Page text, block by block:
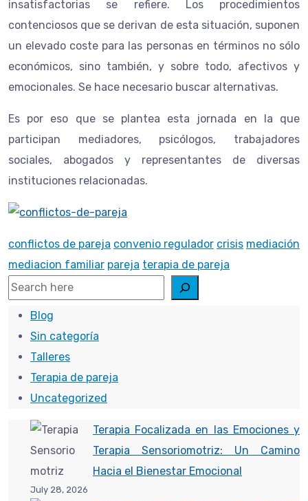
insatisfactorias se refiere. Los procedimientos
contenciosos que se derivan de esta situación, suponen
un elevado coste para las personas en términos no sólo
económicos, sino también, y sobre todo, afectivos y
emocionales. Se hace necesario buscar alternativas.
Es por eso que se plantea esta jornada en la que
participan mediadores, psicólogos, trabajadores
sociales, abogados y representantes de diversas
instituciones relacionadas.
conflictos de pareja convenio regulador crisis mediación
mediacion familiar pareja terapia de pareja
Search
Blog
Sin categoría
Talleres
Terapia de pareja
Uncategorized
Terapia Focalizada en las Emociones y
Terapia Sensoriomotriz: Un Camino
Hacia el Bienestar Emocional
July 28, 2026